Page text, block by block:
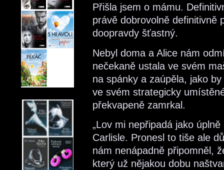
Přišla jsem o mámu.
právě dobrovolně definitivně
doopravdy šťastný.
Nebyl doma a Alice nám
nečekaně ustala ve svém
na spánky a zaúpěla, jako
ve svém strategicky
překvapeně zamrkal.
„Lov mi nepřipadá jako
Carlisle. Pronesl to tiše ale
nám nenápadně připomněl,
který už nějakou dobu